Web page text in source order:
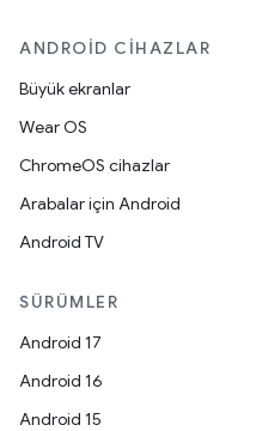
ANDROID CIHAZLAR
Büyük ekranlar
Wear OS
ChromeOS cihazlar
Arabalar için Android
Android TV
SÜRÜMLER
Android 17
Android 16
Android 15